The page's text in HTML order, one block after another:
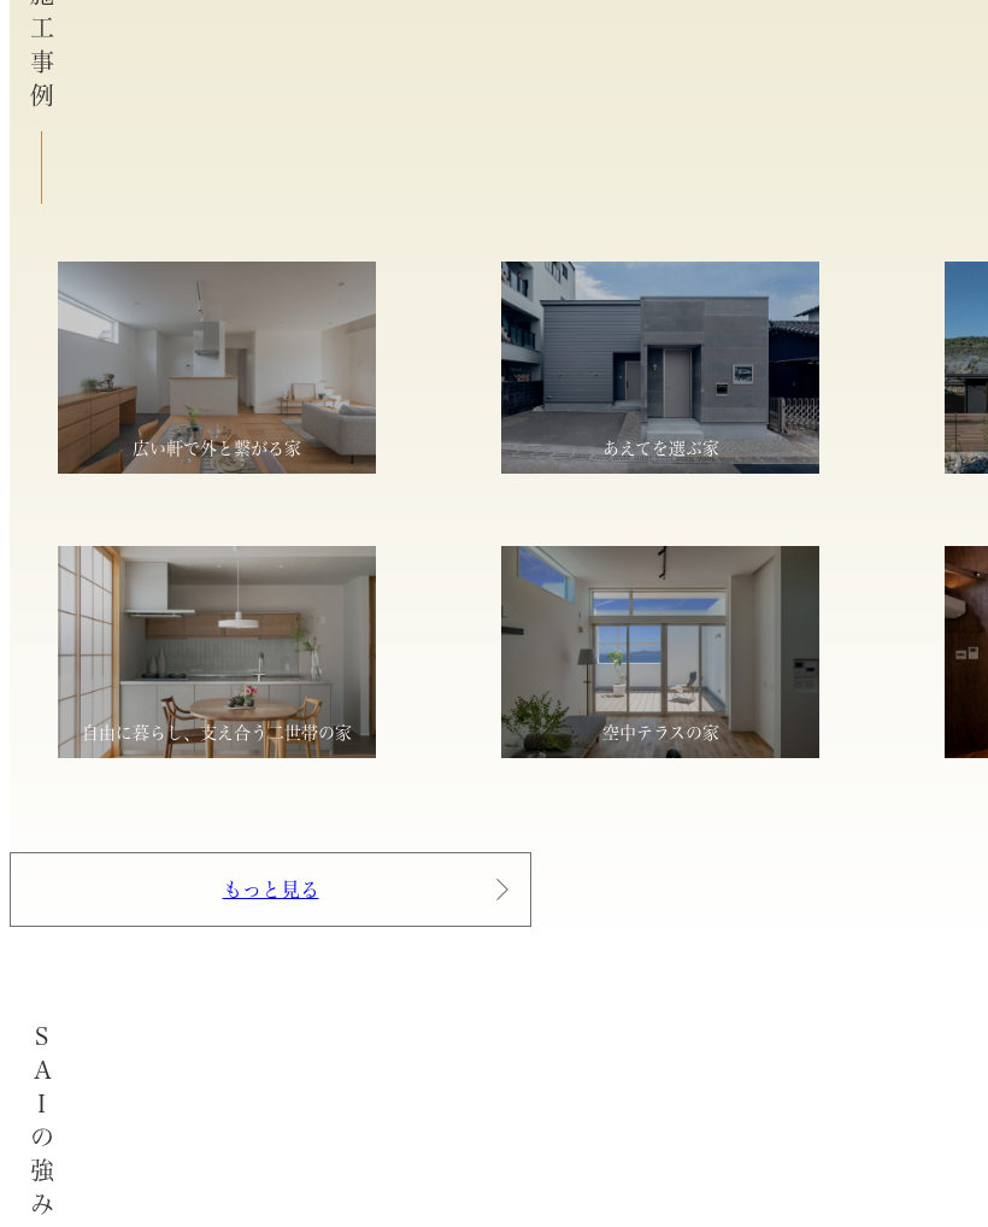
施工事例
広い軒で外と繋がる家 あえてを選ぶ家
自由に暮らし、支え合う二世帯の家 空中テラスの家
もっと見る
SAIの強み